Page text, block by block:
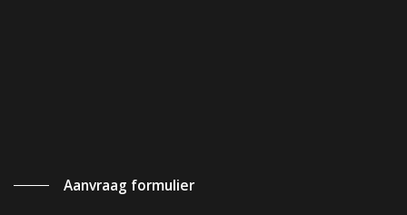
Aanvraag formulier